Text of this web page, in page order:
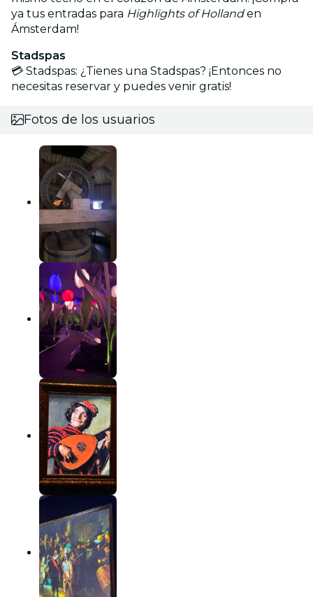
ya tus entradas para Highlights of Hollanden
Ámsterdam!
Stadspas
💳 Stadspas: ¿Tienes una Stadspas? ¡Entonces no
necesitas reservar y puedes venir gratis!
Fotos de los usuarios